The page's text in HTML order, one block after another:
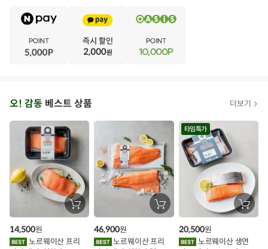
아
시
인
이
오! 감동 베스트 상품 더보기
장
바
에
담
노르웨이산 프리
14,500원
장
바
에
담
노르웨이산 프리
46,900원
타임특가
장
바
에
담
20,500원